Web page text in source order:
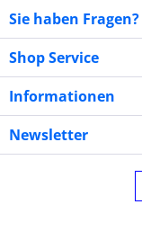
Sie haben Fragen?
Shop Service
Informationen
Newsletter